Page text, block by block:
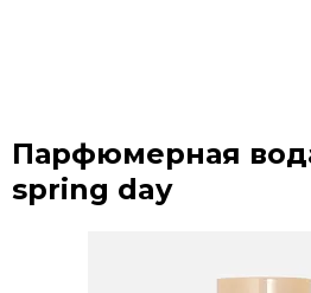
Парфюмерная
spring day